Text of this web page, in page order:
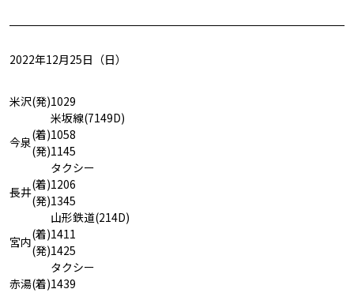
2022年12月25日（日）
米沢(発)1029
米坂線(7149D)
今泉(着)1058
(発)1145
タクシー
長井(着)1206
(発)1345
山形鉄道(214D)
宮内(着)1411
(発)1425
タクシー
赤湯(着)1439